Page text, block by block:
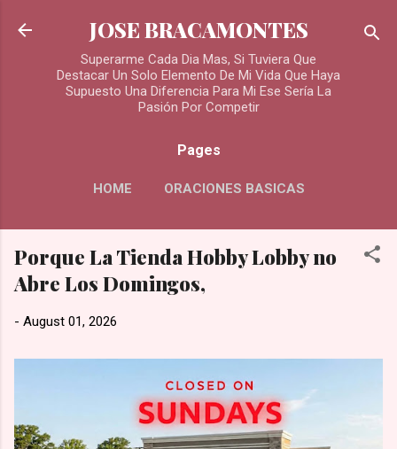
Skip to main content
JOSE BRACAMONTES
Superarme Cada Dia Mas, Si Tuviera Que
Destacar Un Solo Elemento De Mi Vida Que Haya
Supuesto Una Diferencia Para Mi Ese Sería La
Pasión Por Competir
Pages
HOME ORACIONES BASICAS
MORE…
ORACIONES PARA LOS DIFUNTOS
Porque La Tienda Hobby Lobby no
Abre Los Domingos,
- August 01, 2026